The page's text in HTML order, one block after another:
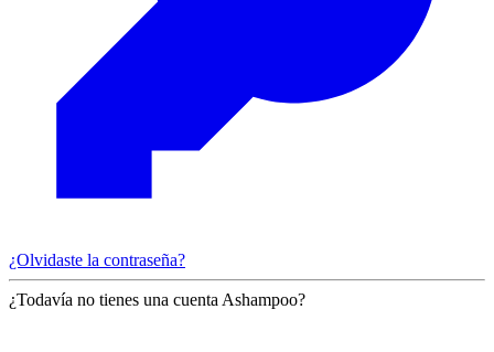
¿Olvidaste la contraseña?
¿Todavía no tienes una cuenta Ashampoo?